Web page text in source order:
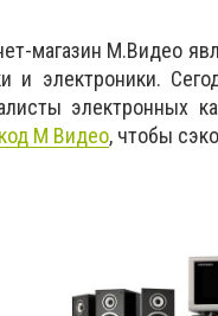
магазин М.Видео
и электроники.
электронных
М Видео, чтобы